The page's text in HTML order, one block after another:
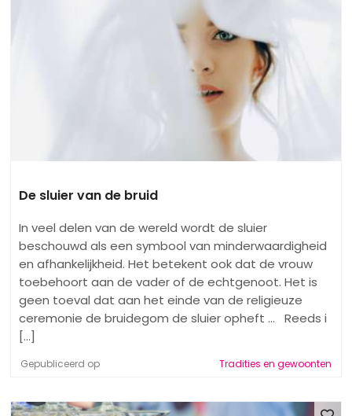
De sluier van de bruid
In veel delen van de wereld wordt de sluier
beschouwd als een symbool van minderwaardigheid
en afhankelijkheid. Het betekent ook dat de vrouw
toebehoort aan de vader of de echtgenoot. Het is
geen toeval dat aan het einde van de religieuze
ceremonie de bruidegom de sluier opheft ... Reeds i
[...]
Gepubliceerd op Tradities en gewoonten